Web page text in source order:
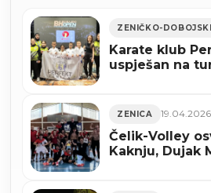
Karate klub
uspješan na
ZENICA 19.04.2026
Čelik-Volley
Kaknju, Dujak